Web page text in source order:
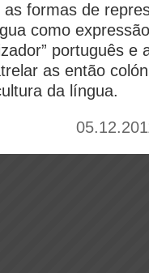
as formas de
como
português e
as então
da língua.